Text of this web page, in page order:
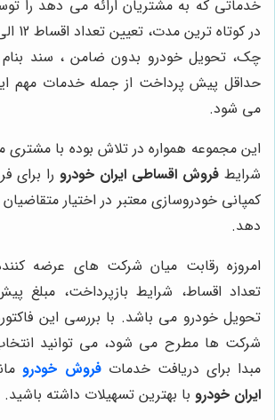
خدماتی که به مشتریان ارائه می دهد را
چک، تحویل خودرو بدون ضامن ، سند
حداقل پیش پرداخت از جمله خدمات مهم
می شود.
این مجموعه همواره در تلاش بوده با مشتری
شرایط فروش اقساطی ایران خودرو را برای
کمپانی خودروسازی معتبر در اختیار
دهد.
امروزه رقابت میان شرکت های عرضه
تعداد اقساط، شرایط بازپرداخت، مبلغ
تحویل خودرو می باشد. با بررسی این
شرکت ها مطرح می شود، می توانید
مبدا برای دریافت خدماتفروش خودرو
ایران خودرو با بهترین تسهیلات داشته باشید.